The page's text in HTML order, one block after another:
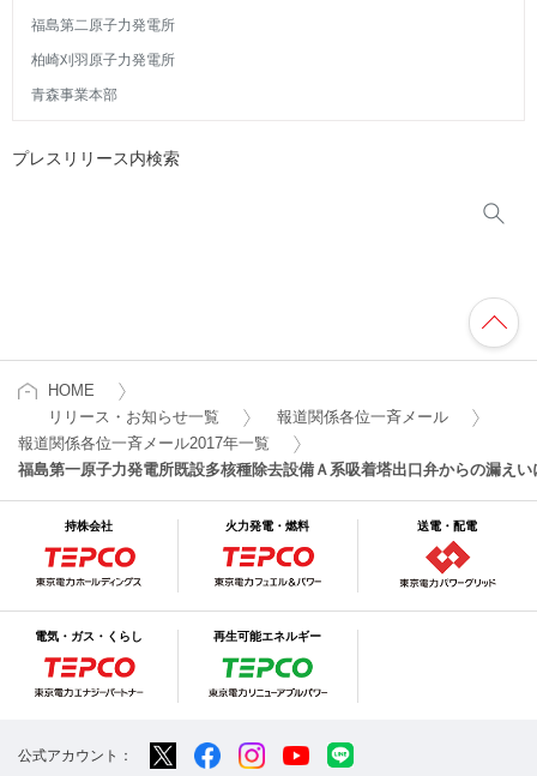
福島第二原子力発電所
柏崎刈羽原子力発電所
青森事業本部
プレスリリース内検索
HOME
リリース・お知らせ一覧
報道関係各位一斉メール
報道関係各位一斉メール2017年一覧
福島第一原子力発電所既設多核種除去設備Ａ系吸着塔出口弁からの漏えい
持株会社 火力発電・燃料 送電・配電
電気・ガス・くらし 再生可能エネルギー
公式アカウント：